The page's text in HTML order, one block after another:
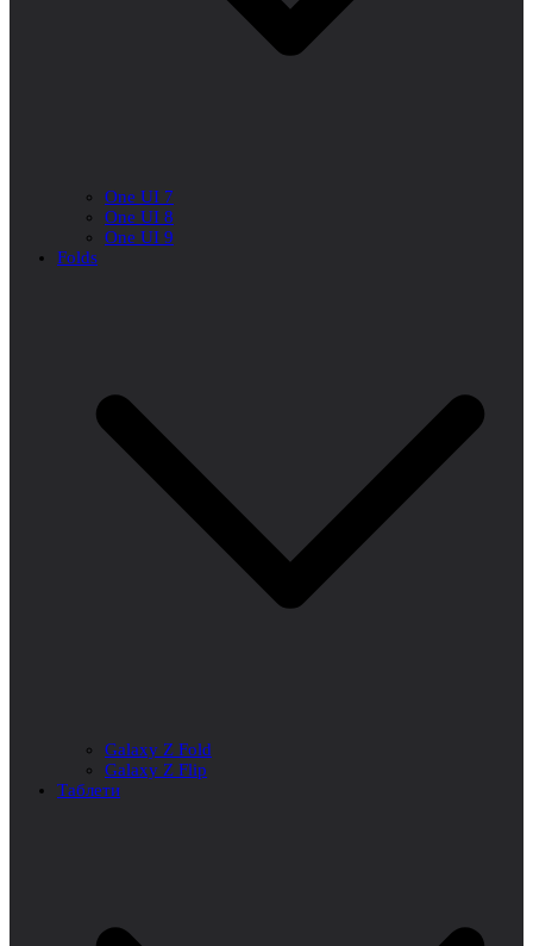
One UI 7
One UI 8
One UI 9
Folds
Galaxy Z Fold
Galaxy Z Flip
Таблети